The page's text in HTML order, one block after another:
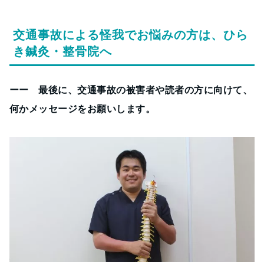
交通事故による怪我でお悩みの方は、ひら
き鍼灸・整骨院へ
ーー 最後に、交通事故の被害者や読者の方に向けて、
何かメッセージをお願いします。